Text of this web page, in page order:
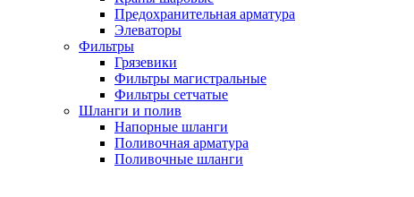
Предохранительная арматура
Элеваторы
Фильтры
Грязевики
Фильтры магистральные
Фильтры сетчатые
Шланги и полив
Напорные шланги
Поливочная арматура
Поливочные шланги